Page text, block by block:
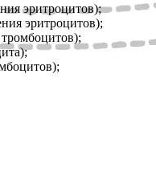
эритроцитов);
эритроцитов);